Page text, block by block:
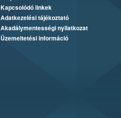
Kapcsolódó linkek
Adatkezelési tájékoztató
Akadálymentességi nyilatkozat
Üzemeltetési információ